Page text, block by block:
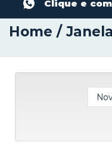
Clique e
Home /